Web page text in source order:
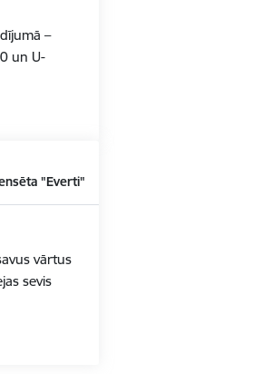
–
un U-
"Everti"
vārtus
sevis